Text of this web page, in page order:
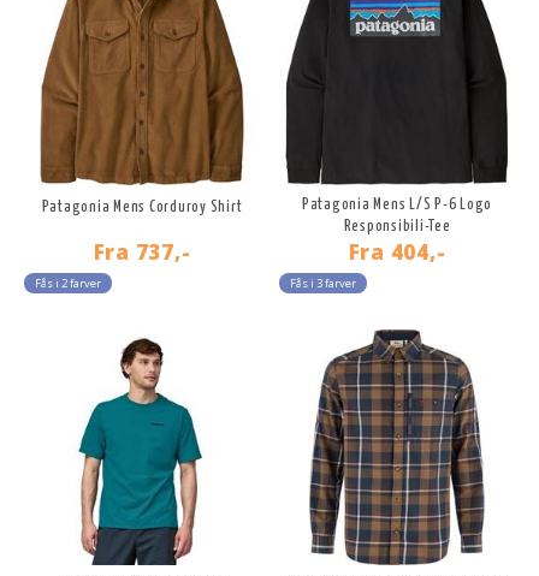
Patagonia Mens Corduroy Shirt
Fra 737,-
Fås i 2 farver
Patagonia Mens L/S P-6 Logo
Responsibili-Tee
Fra 404,-
Fås i 3 farver